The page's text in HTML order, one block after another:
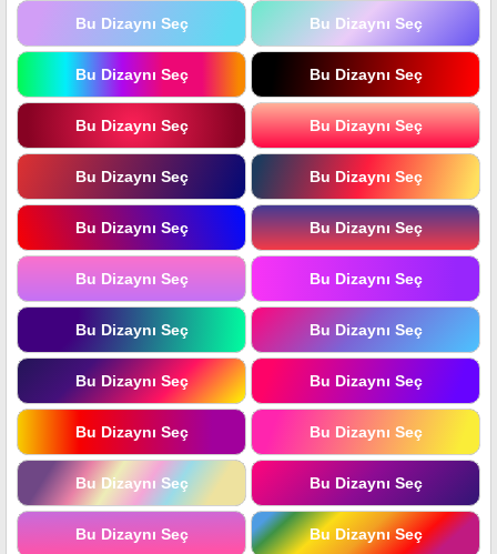
Bu Dizaynı Seç Bu Dizaynı Seç
Bu Dizaynı Seç Bu Dizaynı Seç
Bu Dizaynı Seç Bu Dizaynı Seç
Bu Dizaynı Seç Bu Dizaynı Seç
Bu Dizaynı Seç Bu Dizaynı Seç
Bu Dizaynı Seç Bu Dizaynı Seç
Bu Dizaynı Seç Bu Dizaynı Seç
Bu Dizaynı Seç Bu Dizaynı Seç
Bu Dizaynı Seç Bu Dizaynı Seç
Bu Dizaynı Seç Bu Dizaynı Seç
Bu Dizaynı Seç Bu Dizaynı Seç